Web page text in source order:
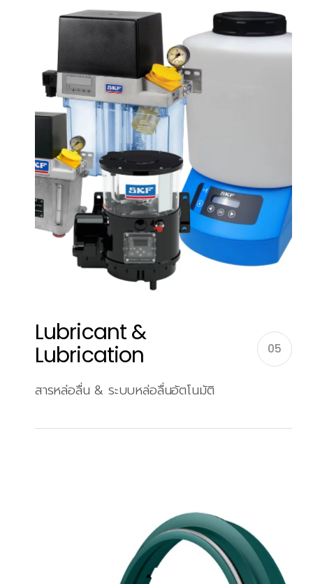
Lubricant &
Lubrication 05
สารหล่อลื่น & ระบบหล่อลื่นอัตโนมัติ